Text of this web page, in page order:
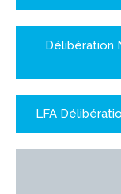
Délibération
LFA